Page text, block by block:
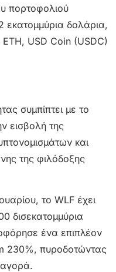
πορτοφολιού
δολάρια,
USD Coin (USDC)
συμπίπτει με το
εισβολή της
και
της φιλόδοξης
το WLF έχει
δισεκατομμύρια
ένα επιπλέον
230%, πυροδοτώντας
αγορά.